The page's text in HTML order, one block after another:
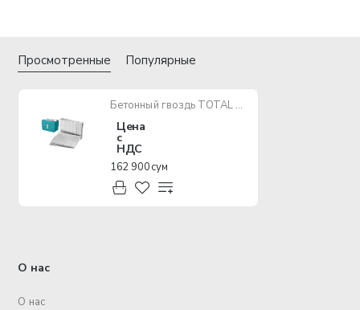
Просмотренные Популярные
Бетонный гвоздь TOTAL TAC918643
Цена
с
НДС
162 900 сум
О нас
О нас